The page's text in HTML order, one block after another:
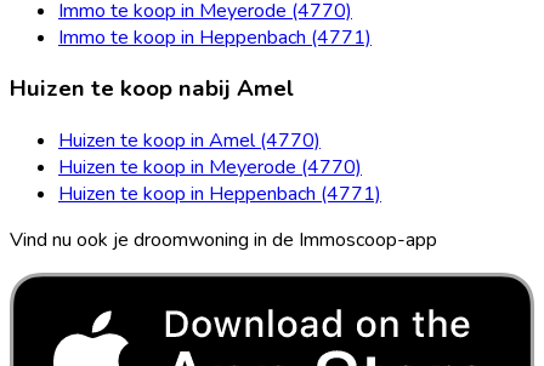
Immo te koop in Meyerode (4770)
Immo te koop in Heppenbach (4771)
Huizen te koop nabij Amel
Huizen te koop in Amel (4770)
Huizen te koop in Meyerode (4770)
Huizen te koop in Heppenbach (4771)
Vind nu ook je droomwoning in de Immoscoop-app